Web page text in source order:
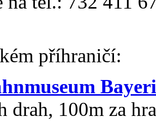
příhraničí:
drah, 100m za